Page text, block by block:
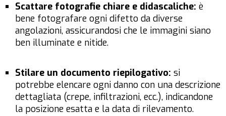
Scattare fotografie chiare e didascaliche: è
bene fotografare ogni difetto da diverse
angolazioni, assicurandosi che le immagini siano
ben illuminate e nitide.
Stilare un documento riepilogativo: si
potrebbe elencare ogni danno con una descrizione
dettagliata (crepe, infiltrazioni, ecc.), indicandone
la posizione esatta e la data di rilevamento.